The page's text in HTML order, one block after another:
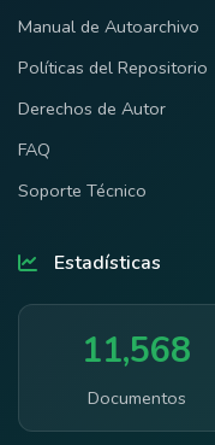
Manual de Autoarchivo
Políticas del Repositorio
Derechos de Autor
FAQ
Soporte Técnico
Estadísticas
11,568
Documentos